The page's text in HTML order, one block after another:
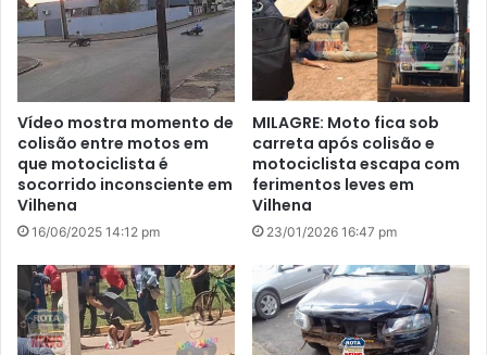
Vídeo mostra momento de
colisão entre motos em
que motociclista é
socorrido inconsciente em
Vilhena
16/06/2025 14:12 pm
MILAGRE: Moto fica sob
carreta após colisão e
motociclista escapa com
ferimentos leves em
Vilhena
23/01/2026 16:47 pm